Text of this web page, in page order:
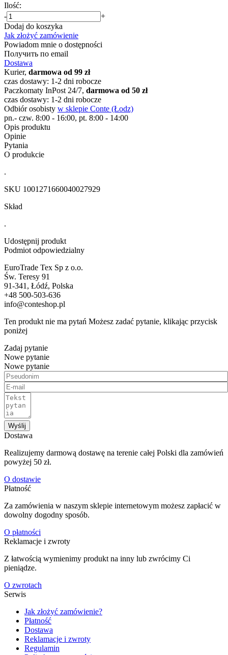
Ilość:
-
+
Dodaj do koszyka
Jak złożyć zamówienie
Powiadom mnie o dostępności
Получить по email
Dostawa
Kurier, darmowa od 99 zł
czas dostawy: 1-2 dni robocze
Paczkomaty InPost 24/7, darmowa od 50 zł
czas dostawy: 1-2 dni robocze
Odbiór osobisty w sklepie Conte (Łodz)
pn.- czw. 8:00 - 16:00, pt. 8:00 - 14:00
Opis produktu
Opinie
Pytania
O produkcie
.
SKU 1001271660040027929
Skład
.
Udostępnij produkt
Podmiot odpowiedzialny
EuroTrade Tex Sp z o.o.
Św. Teresy 91
91-341, Łódź, Polska
+48 500-503-636
info@conteshop.pl
Ten produkt nie ma pytań Możesz zadać pytanie, klikając przycisk
poniżej
Zadaj pytanie
Nowe pytanie
Nowe pytanie
Wyślij
Dostawa
Realizujemy darmową dostawę na terenie całej Polski dla zamówień
powyżej 50 zł.
O dostawie
Płatność
Za zamówienia w naszym sklepie internetowym możesz zapłacić w
dowolny dogodny sposób.
O płatności
Reklamacje i zwroty
Z łatwością wymienimy produkt na inny lub zwrócimy Ci
pieniądze.
O zwrotach
Serwis
Jak złożyć zamówienie?
Płatność
Dostawa
Reklamacje i zwroty
Regulamin